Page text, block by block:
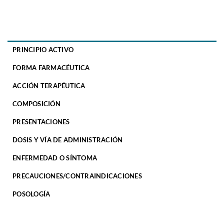
PRINCIPIO ACTIVO
FORMA FARMACÉUTICA
ACCIÓN TERAPÉUTICA
COMPOSICIÓN
PRESENTACIONES
DOSIS Y VÍA DE ADMINISTRACIÓN
ENFERMEDAD O SÍNTOMA
PRECAUCIONES/CONTRAINDICACIONES
POSOLOGÍA